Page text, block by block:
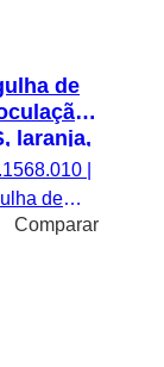
de
laranja,
de
Comparar